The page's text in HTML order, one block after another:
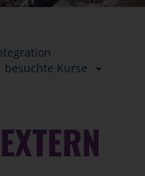
besuchte Kurse